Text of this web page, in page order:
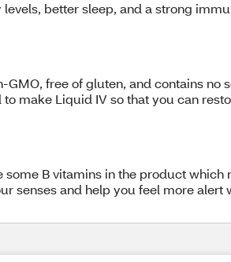
better sleep, and a strong
free of gluten, and contains no
make Liquid IV so that you can
B vitamins in the product which
senses and help you feel more alert